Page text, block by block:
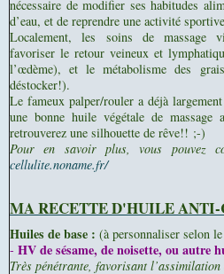
nécessaire de modifier ses habitudes
d’eau, et de reprendre une activité
Localement, les soins de massage
favoriser le retour veineux et
l’œdème), et le métabolisme des
déstocker!).
Le fameux palper/rouler a déjà
une bonne huile végétale de
retrouverez une silhouette de rêve!! ;-)
Pour en savoir plus, vous pouvez
cellulite.noname.fr/
MA RECETTE D'HUILE
Huiles de base : (à personnaliser selon
- HV de sésame, de noisette, ou autre
Très pénétrante, favorisant